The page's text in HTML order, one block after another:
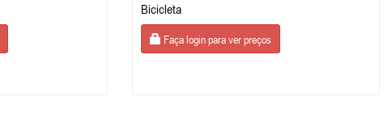
Bicicleta
Faça login para ver preços